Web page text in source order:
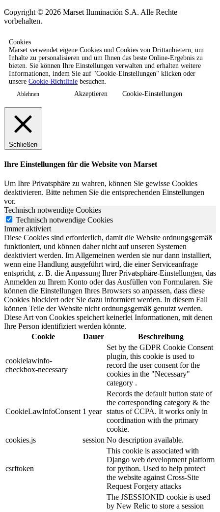
Copyright © 2026 Marset Iluminación S.A. Alle Rechte
vorbehalten.
Cookies
Marset verwendet eigene Cookies und Cookies von Drittanbietern, um
Inhalte zu personalisieren und um Ihnen das beste Online-Ergebnis zu
bieten. Sie können Ihre Einstellungen verwalten und erhalten weitere
Informationen, indem Sie auf "Cookie-Einstellungen" klicken oder
unsere Cookie-Richtlinie besuchen.
Ablehnen Akzeptieren Cookie-Einstellungen
Schließen
Ihre Einstellungen für die Website von Marset
Um Ihre Privatsphäre zu wahren, können Sie gewisse Cookies
deaktivieren. Bitte nehmen Sie die entsprechenden Einstellungen
vor.
Technisch notwendige Cookies
Technisch notwendige Cookies
Immer aktiviert
Diese Cookies sind erforderlich, damit die Website ordnungsgemäß
funktioniert, und können daher nicht auf unseren Systemen
deaktiviert werden. Im Allgemeinen werden sie nur dann installiert,
wenn eine Handlung ausgeführt wird, die einer Serviceanfrage
entspricht, z. B. die Anpassung Ihrer Privatsphäre-Einstellungen, das
Anmelden zu Ihrem Konto oder das Ausfüllen von Formularen. Sie
können die Einstellungen Ihres Browsers so anpassen, dass diese
Cookies blockiert oder Sie dazu informiert werden. In diesem Fall
können Teile der Website nicht ordnungsgemäß genutzt werden.
Diese Art von Cookies speichert keinerlei Informationen, mit denen
Ihre Person identifiziert werden könnte.
Cookie
Dauer Beschreibung
cookielawinfo-
checkbox-necessary
Set by the GDPR Cookie Consent
plugin, this cookie is used to
record the user consent for the
cookies in the "Necessary"
category .
CookieLawInfoConsent 1 year
Records the default button state of
the corresponding category & the
status of CCPA. It works only in
coordination with the primary
cookie.
cookies.js
session No description available.
csrftoken
This cookie is associated with
Django web development platform
for python. Used to help protect
the website against Cross-Site
Request Forgery attacks
The JSESSIONID cookie is used
by New Relic to store a session